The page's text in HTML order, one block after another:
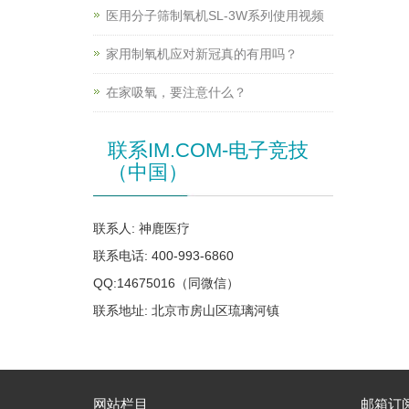
医用分子筛制氧机SL-3W系列使用视频
家用制氧机应对新冠真的有用吗？
在家吸氧，要注意什么？
联系IM.COM-电子竞技
（中国）
联系人: 神鹿医疗
联系电话: 400-993-6860
QQ:14675016（同微信）
联系地址: 北京市房山区琉璃河镇
网站栏目 邮箱订